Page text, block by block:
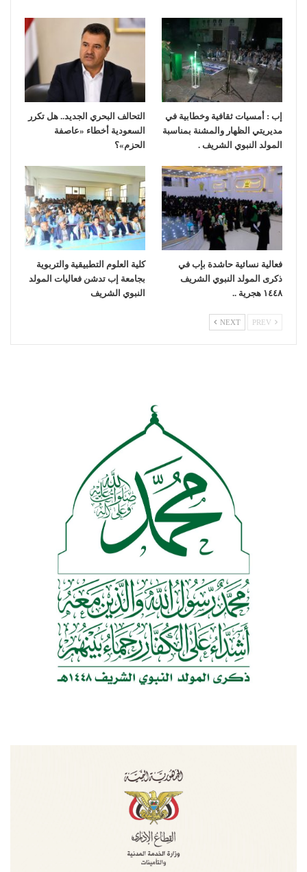
إب : أمسيات ثقافية وخطابية في
مديريتي الظهار والمشنة بمناسبة
المولد النبوي الشريف .
التحالف البحري الجديد.. هل تكرر
السعودية أخطاء «عاصفة
الحزم»؟
فعالية نسائية حاشدة بإب في
ذكرى المولد النبوي الشريف
١٤٤٨ هجرية ..
كلية العلوم التطبيقية والتربوية
بجامعة إب تدشن فعاليات المولد
النبوي الشريف
NEXT